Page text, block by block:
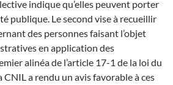
indique qu’elles peuvent porter
publique. Le second vise à recueillir
des personnes faisant l’objet
en application des
alinéa de l’article 17-1 de la loi du
CNIL a rendu un avis favorable à ces